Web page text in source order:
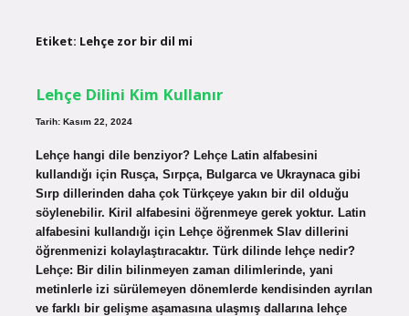
Etiket: Lehçe zor bir dil mi
Lehçe Dilini Kim Kullanır
Tarih: Kasım 22, 2024
Lehçe hangi dile benziyor? Lehçe Latin alfabesini
kullandığı için Rusça, Sırpça, Bulgarca ve Ukraynaca gibi
Sırp dillerinden daha çok Türkçeye yakın bir dil olduğu
söylenebilir. Kiril alfabesini öğrenmeye gerek yoktur. Latin
alfabesini kullandığı için Lehçe öğrenmek Slav dillerini
öğrenmenizi kolaylaştıracaktır. Türk dilinde lehçe nedir?
Lehçe: Bir dilin bilinmeyen zaman dilimlerinde, yani
metinlerle izi sürülemeyen dönemlerde kendisinden ayrılan
ve farklı bir gelişme aşamasına ulaşmış dallarına lehçe